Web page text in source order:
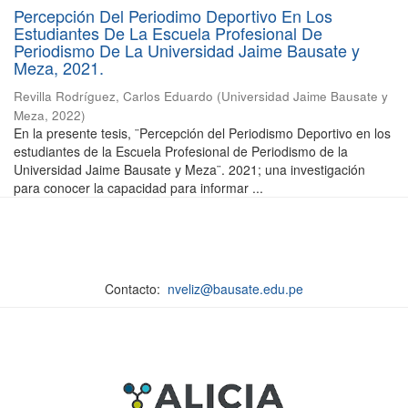
Percepción Del Periodimo Deportivo En Los
Estudiantes De La Escuela Profesional De
Periodismo De La Universidad Jaime Bausate y
Meza, 2021.
Revilla Rodríguez, Carlos Eduardo (Universidad Jaime Bausate y
Meza, 2022)
En la presente tesis, ¨Percepción del Periodismo Deportivo en los
estudiantes de la Escuela Profesional de Periodismo de la
Universidad Jaime Bausate y Meza¨. 2021; una investigación
para conocer la capacidad para informar ...
Contacto: nveliz@bausate.edu.pe